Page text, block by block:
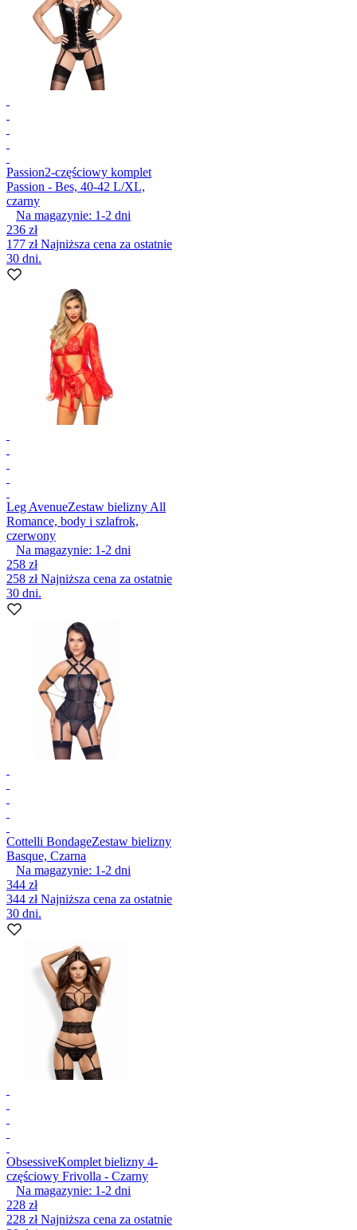
Passion2-częściowy komplet
Passion - Bes, 40-42 L/XL,
czarny
Na magazynie: 1-2 dni
236 zł
177 złNajniższa cena za ostatnie
30 dni.
Leg AvenueZestaw bielizny All
Romance, body i szlafrok,
czerwony
Na magazynie: 1-2 dni
258 zł
258 złNajniższa cena za ostatnie
30 dni.
Cottelli BondageZestaw bielizny
Basque, Czarna
Na magazynie: 1-2 dni
344 zł
344 złNajniższa cena za ostatnie
30 dni.
ObsessiveKomplet bielizny 4-
częściowy Frivolla - Czarny
Na magazynie: 1-2 dni
228 zł
228 złNajniższa cena za ostatnie